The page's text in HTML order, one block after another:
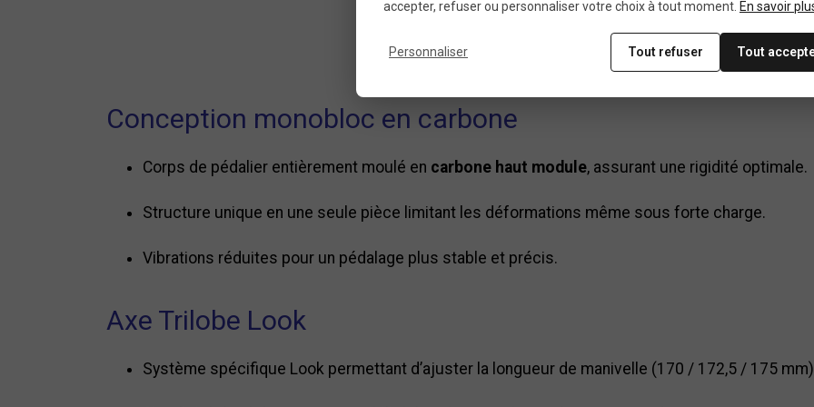
Caractéristiques
Conception monobloc en carbone
Corps de pédalier entièrement moulé en carbone haut module, assurant une rigidité optimale.
Structure unique en une seule pièce limitant les déformations même sous forte charge.
Vibrations réduites pour un pédalage plus stable et précis.
Axe Trilobe Look
Système spécifique Look permettant d’ajuster la longueur de manivelle (170 / 172,5 / 175
accepter, refuser ou personnaliser votre choix à tout moment. En savoir
Personnaliser Tout refuser Tout